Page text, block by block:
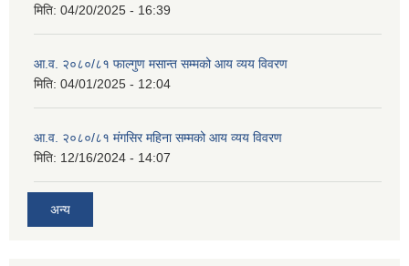
मिति: 04/20/2025 - 16:39
आ.व. २०८०/८१ फाल्गुण मसान्त सम्मको आय व्यय विवरण
मिति: 04/01/2025 - 12:04
आ.व. २०८०/८१ मंगसिर महिना सम्मको आय व्यय विवरण
मिति: 12/16/2024 - 14:07
अन्य